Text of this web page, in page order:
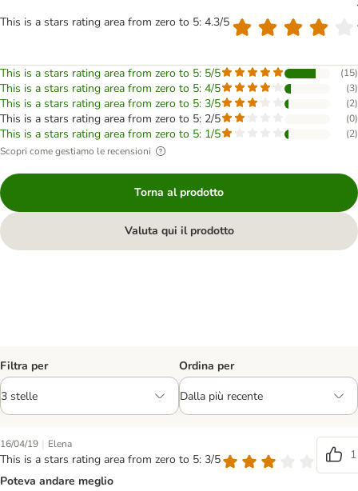
This is a stars rating area from zero to 5: 4.3/5
This is a stars rating area from zero to 5: 5/5 (15)
This is a stars rating area from zero to 5: 4/5 (3)
This is a stars rating area from zero to 5: 3/5 (2)
This is a stars rating area from zero to 5: 2/5 (0)
This is a stars rating area from zero to 5: 1/5 (2)
Scopri come gestiamo le recensioni
Torna al prodotto
Valuta qui il prodotto
Filtra per Ordina per
16/04/19 | Elena
This is a stars rating area from zero to 5: 3/5
1
Poteva andare meglio